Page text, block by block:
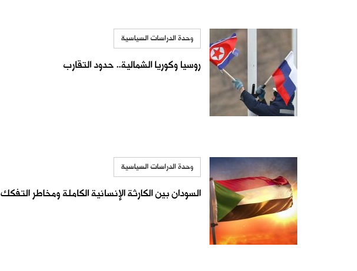
وحدة الدراسات السياسية
روسيا وكوريا الشمالية.. حدود التقارب
وحدة الدراسات السياسية
السودان بين الكارثة الإنسانية الكاملة ومخاطر التفكك